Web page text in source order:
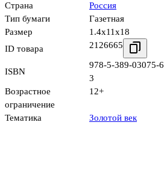
Страна
Россия
Тип бумаги
Газетная
Размер
1.4x11x18
ID товара
2126665
ISBN
978-5-389-03075-6
3
Возрастное
ограничение
12+
Тематика Золотой век